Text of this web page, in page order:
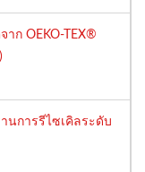
ก OEKO-TEX®
นการรีไซเคิลระดับ